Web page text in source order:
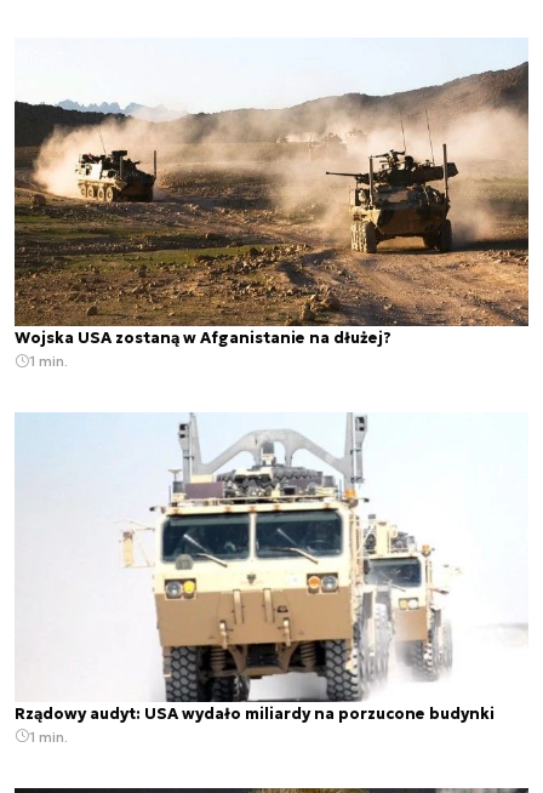
Wojska USA zostaną w Afganistanie na dłużej?
1 min.
Rządowy audyt: USA wydało miliardy na porzucone budynki
1 min.